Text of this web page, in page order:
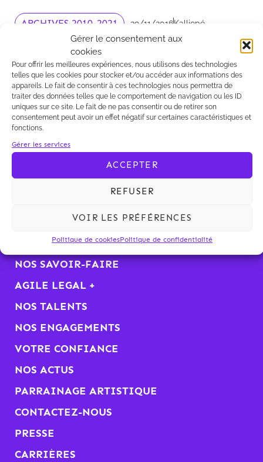
Gérer le consentement aux
cookies
Pour offrir les meilleures expériences, nous utilisons des technologies
telles que les cookies pour stocker et/ou accéder aux informations des
appareils. Le fait de consentir à ces technologies nous permettra de
traiter des données telles que le comportement de navigation ou les ID
uniques sur ce site. Le fait de ne pas consentir ou de retirer son
consentement peut avoir un effet négatif sur certaines caractéristiques et
fonctions.
Gérer les services
ACCEPTER
REFUSER
VOIR LES PRÉFÉRENCES
Politique de cookiesPolitique de confidentialité
ARCHIVES 2010-2021 29/11/2016Kalliopé
essai Kalliopé
texte texte texte
VOIR TOUTES LES ACTUS
KALLIOPÉ
NOS SAVOIR-FAIRE
AGILE LEGAL +
NOS TALENTS
NOS ENGAGEMENTS
VOTRE CONFIANCE
NOS ACTUS
PARRAINAGE ARTISTIQUE
CONTACTEZ-NOUS
PRESSE
CARRIÈRES